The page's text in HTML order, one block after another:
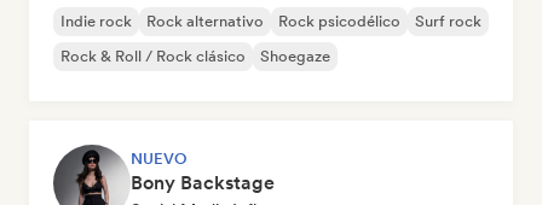
Indie rock Rock alternativo Rock psicodélico
Surf rock
Rock & Roll / Rock clásico
Shoegaze
NUEVO
Bony Backstage